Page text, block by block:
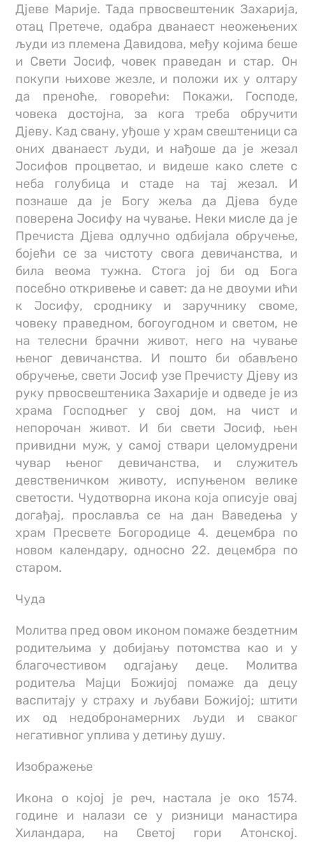
Дјеве Марије. Тада првосвештеник Захарија,
отац Претече, одабра дванаест неожењених
људи из племена Давидова, међу којима беше
и Свети Јосиф, човек праведан и стар. Oн
покупи њихове жезле, и положи их у олтару
да преноће, говорећи: Покажи, Господе,
човека достојна, за кога треба обручити
Дјеву. Kад свану, уђоше у храм свештеници са
оних дванаест људи, и нађоше да је жезал
Јосифов процветао, и видеше како слете с
неба голубица и стаде на тај жезал. И
познаше да је Богу жеља да Дјева буде
поверена Јосифу на чување. Неки мисле да је
Пречиста Дјева одлучно одбијала обручење,
бојећи се за чистоту свога девичанства, и
била веома тужна. Стога јој би од Бога
посебно откривење и савет: да не двоуми ићи
к Јосифу, сроднику и заручнику своме,
човеку праведном, богоугодном и светом, не
на телесни брачни живот, него на чување
њеног девичанства. И пошто би обављено
обручење, свети Јосиф узе Пречисту Дјеву из
руку првосвештеника Захарије и одведе је из
храма Господњег у свој дом, на чист и
непорочан живот. И би свети Јосиф, њен
привидни муж, у самој ствари целомудрени
чувар њеног девичанства, и служитељ
девственичком животу, испуњеном велике
светости. Чудотворна икона која описује овај
догађај, прославља се на дан Ваведења у
храм Пресвете Богородице 4. децембра по
новом календару, односно 22. децембра по
старом.
Чуда
Молитва пред овом иконом помаже бездетним
родитељима у добијању потомства као и у
благочестивом одгајању деце. Молитва
родитеља Мајци Божијој помаже да децу
васпитају у страху и љубави Божијој; штити
их од недобронамерних људи и сваког
негативног уплива у детињу душу.
Изображење
Икона о којој је реч, настала је око 1574.
године и налази се у ризници манастира
Хиландара, на Светој гори Атонској.